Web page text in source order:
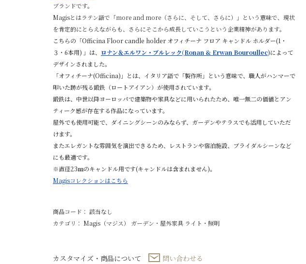
ブランドです。
Magisとはラテン語で「more and more（さらに、そして、さらに）」という意味で、現状
を肯定的にとらえながらも、さらにそこから成長していこうという企業精神があります。
こちらの「Officina Floor candle holder オフィチーナ フロア キャンドル ホルダー(1・
３・6本用) 」は、 ロナン＆エルワン・ブルレック(Ronan & Erwan Bouroullec)によって
デザインされました。
「オフィチーナ(Officina)」とは、イタリア語で「製作所」という意味で、職人がハンマーで
叩いた跡が残る鍛鉄（ロートアイアン）が使用されています。
鍛鉄は、中世以降ヨーロッパで建築物や家具などに用いられたため、唯一無二の価値とアン
ティーク感が存在する作品になっています。
屋外でも使用可能で、ダイニングシーンのみならず、ガーデンやテラスでも活用していただ
けます。
またエレガントな雰囲気を演出できるため、レストランや宿泊施設、ブライダルシーンなど
にも最適です。
※直径23㎜のキャンドル用です(キャンドルは含まれません)。
Magisコレクションはこちら
商品コード： 該当なし
カテゴリ： Magis（マジス） ガーデン・屋外家具 ライト・照明
カスタマイズ・商品について 問い合わせる